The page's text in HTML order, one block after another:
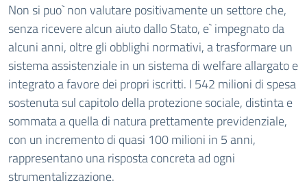
Non si puo` non valutare positivamente un settore che,
senza ricevere alcun aiuto dallo Stato, e` impegnato da
alcuni anni, oltre gli obblighi normativi, a trasformare un
sistema assistenziale in un sistema di welfare allargato e
integrato a favore dei propri iscritti. I 542 milioni di spesa
sostenuta sul capitolo della protezione sociale, distinta e
sommata a quella di natura prettamente previdenziale,
con un incremento di quasi 100 milioni in 5 anni,
rappresentano una risposta concreta ad ogni
strumentalizzazione.